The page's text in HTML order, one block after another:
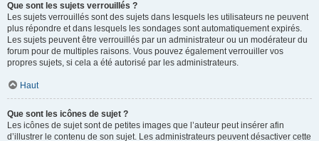
Que sont les sujets verrouillés ?
Les sujets verrouillés sont des sujets dans lesquels les utilisateurs ne peuvent
plus répondre et dans lesquels les sondages sont automatiquement expirés.
Les sujets peuvent être verrouillés par un administrateur ou un modérateur du
forum pour de multiples raisons. Vous pouvez également verrouiller vos
propres sujets, si cela a été autorisé par les administrateurs.
Haut
Que sont les icônes de sujet ?
Les icônes de sujet sont de petites images que l’auteur peut insérer afin
d’illustrer le contenu de son sujet. Les administrateurs peuvent désactiver cette